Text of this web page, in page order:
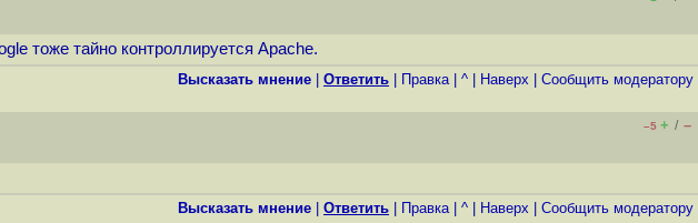
тоже тайно контроллируется Apache.
Высказать мнение Ответить Правка| ^ Наверх Cообщить модератору
–5 + / –
Высказать мнение Ответить Правка| ^ Наверх Cообщить модератору